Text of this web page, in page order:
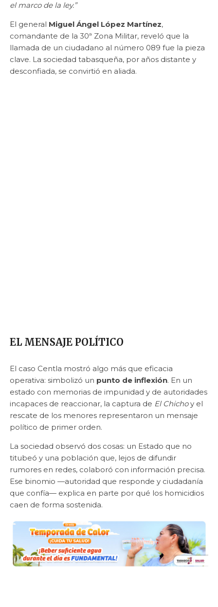
el marco de la ley.”
El general Miguel Ángel López Martínez,
comandante de la 30ª Zona Militar, reveló que la
llamada de un ciudadano al número 089 fue la pieza
clave. La sociedad tabasqueña, por años distante y
desconfiada, se convirtió en aliada.
EL MENSAJE POLÍTICO
El caso Centla mostró algo más que eficacia
operativa: simbolizó un punto de inflexión. En un
estado con memorias de impunidad y de autoridades
incapaces de reaccionar, la captura de El Chichoy el
rescate de los menores representaron un mensaje
político de primer orden.
La sociedad observó dos cosas: un Estado que no
titubeó y una población que, lejos de difundir
rumores en redes, colaboró con información precisa.
Ese binomio —autoridad que responde y ciudadanía
que confía— explica en parte por qué los homicidios
caen de forma sostenida.